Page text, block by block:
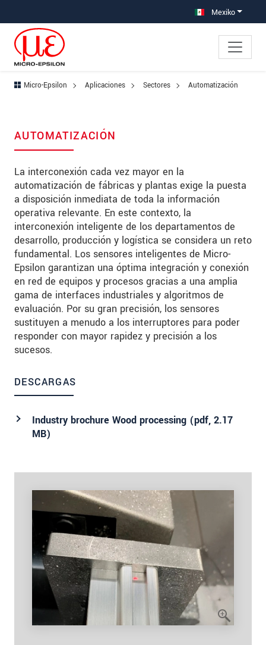
Saltar directamente a la navegación principal Mexiko
Micro-Epsilon Aplicaciones Sectores Automatización
AUTOMATIZACIÓN
La interconexión cada vez mayor en la
automatización de fábricas y plantas exige la puesta
a disposición inmediata de toda la información
operativa relevante. En este contexto, la
interconexión inteligente de los departamentos de
desarrollo, producción y logística se considera un reto
fundamental. Los sensores inteligentes de Micro-
Epsilon garantizan una óptima integración y conexión
en red de equipos y procesos gracias a una amplia
gama de interfaces industriales y algoritmos de
evaluación. Por su gran precisión, los sensores
sustituyen a menudo a los interruptores para poder
responder con mayor rapidez y precisión a los
sucesos.
DESCARGAS
Industry brochure Wood processing (pdf, 2.17
MB)